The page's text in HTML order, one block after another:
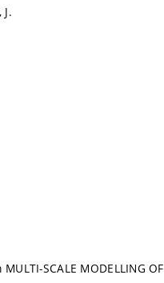
J.
SCALE MODELLING OF